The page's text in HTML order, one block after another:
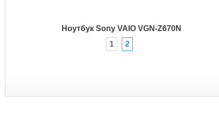
Ноутбук Sony VAIO VGN-Z670N
1
2